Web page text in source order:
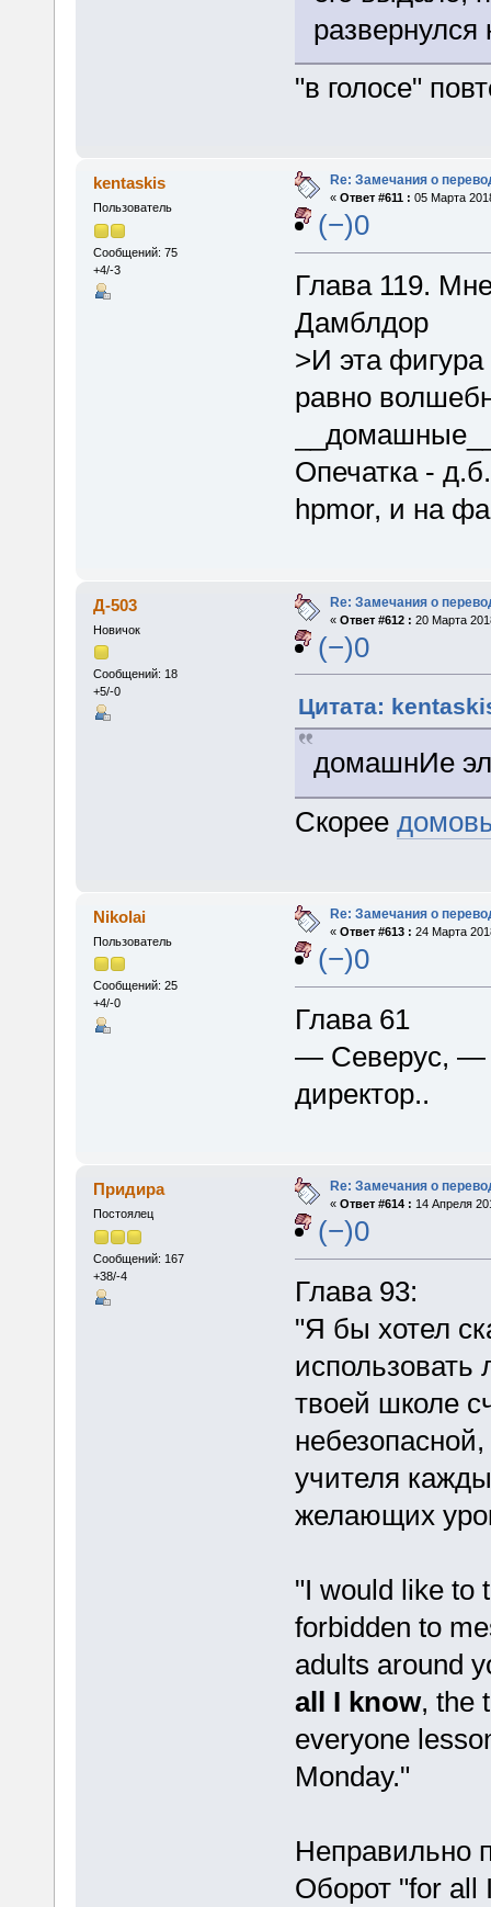
развернулся
"в голосе"
kentaskis
Пользователь
Сообщений: 75
+4/-3
Re: Замечания о
« Ответ #611 : 05 Марта
(−)0
Глава 119.
Дамблдор
>И эта
равно
Опечатка -
hpmor, и на
Д-503
Новичок
Сообщений: 18
+5/-0
Re: Замечания о
« Ответ #612 : 20 Марта
(−)0
Цитата:
домашнИе
Скорее
Nikolai
Пользователь
Сообщений: 25
+4/-0
Re: Замечания о
« Ответ #613 : 24 Марта
(−)0
Глава 61
— Северус, —
директор..
Придира
Постоялец
Сообщений: 167
+38/-4
Re: Замечания о
« Ответ #614 : 14 Апреля
(−)0
Глава 93:
"Я бы хотел
твоей школе
учителя
желающих
"I would like to
forbidden to
adults around
all I know, the
everyone
Monday."
Неправильно
Оборот "for all